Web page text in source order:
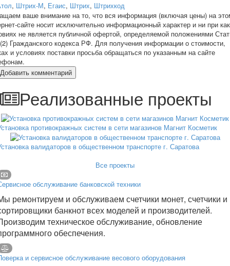
, Штрих-М, Егаис, Штрих, Штрихкод
ваше внимание на то, что вся информация (включая цены) на
сайте носит исключительно информационный характер и ни при
не является публичной офертой, определяемой положениями
Гражданского кодекса РФ. Для получения информации о стоимости,
и условиях поставки просьба обращаться по указанным на сайте
Добавить комментарий
Реализованные проекты
противокражных систем в сети магазинов Магнит Косметик
валидаторов в общественном транспорте г. Саратова
Все проекты
обслуживание банковской техники
ремонтируем и обслуживаем счетчики монет, счетчики и
банкнот всех моделей и производителей.
техническое обслуживание, обновление
обеспечения.
и сервисное обслуживание весового оборудования